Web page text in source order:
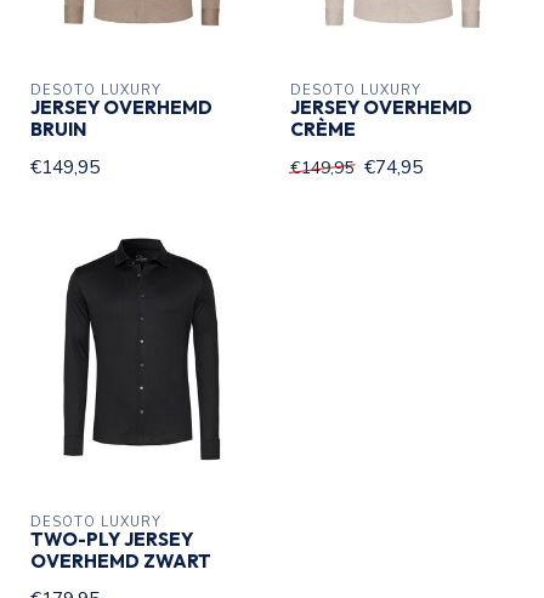
DESOTO LUXURY
JERSEY OVERHEMD
BRUIN
€149,95
DESOTO LUXURY
JERSEY OVERHEMD
CRÈME
€149,95 €74,95
DESOTO LUXURY
TWO-PLY JERSEY
OVERHEMD ZWART